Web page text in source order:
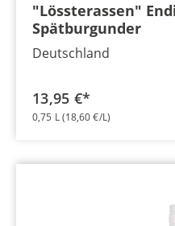
"Lössterassen"
Spätburgunder
Deutschland
13,95 €*
0,75 L(18,60 €/L)